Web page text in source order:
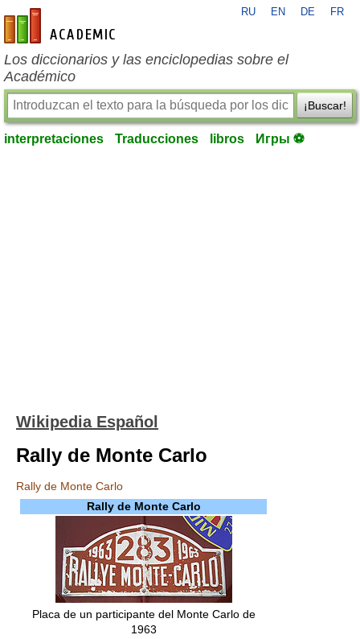
es-academic.com
RU EN DE FR
Los diccionarios y las enciclopedias sobre el
Académico
¡Buscar!
interpretaciones Traducciones libros Игры ⚽
Wikipedia Español
Rally de Monte Carlo
Rally de Monte Carlo
Rally de Monte Carlo
Placa de un participante del Monte Carlo de
1963